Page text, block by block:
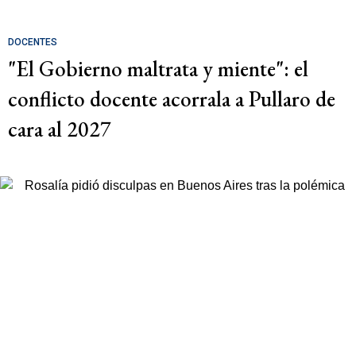
DOCENTES
"El Gobierno maltrata y miente": el
conflicto docente acorrala a Pullaro de
cara al 2027